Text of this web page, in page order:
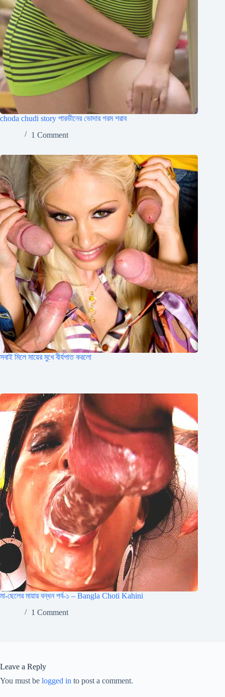
choda chudi story পারভীনের ভোদার গরম শরাব
1 Comment
সবাই মিলে মায়ের মুখে বীর্যপাত করলো
মা-ছেলের মায়ার বন্ধন পর্ব-১ – Bangla Choti Kahini
1 Comment
Leave a Reply
You must be logged in to post a comment.